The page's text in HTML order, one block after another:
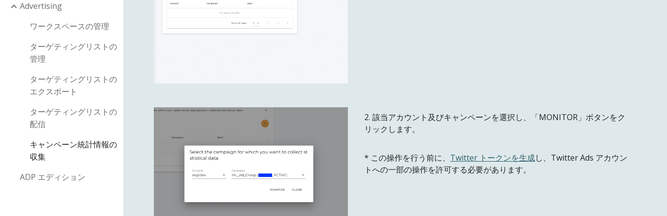
Advertising
ワークスペースの管理
ターゲティングリストの
管理
ターゲティングリストの
エクスポート
ターゲティングリストの
配信
キャンペーン統計情報の
収集
ADP エディション
2.該当アカウント及びキャンペーンを選択し、「MONITOR」ボタンをク
リックします。
* この操作を行う前に、 Twitter トークンを生成し、Twitter Ads アカウン
トへの一部の操作を許可する必要があります。